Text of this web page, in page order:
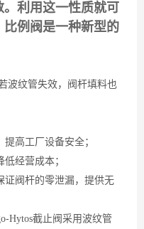
利用这一性质就可
例阀是一种新型的
波纹管失效，阀杆填料也
高工厂设备安全；
经营成本；
证阀杆的零泄漏，提供无
Hytos截止阀采用波纹管